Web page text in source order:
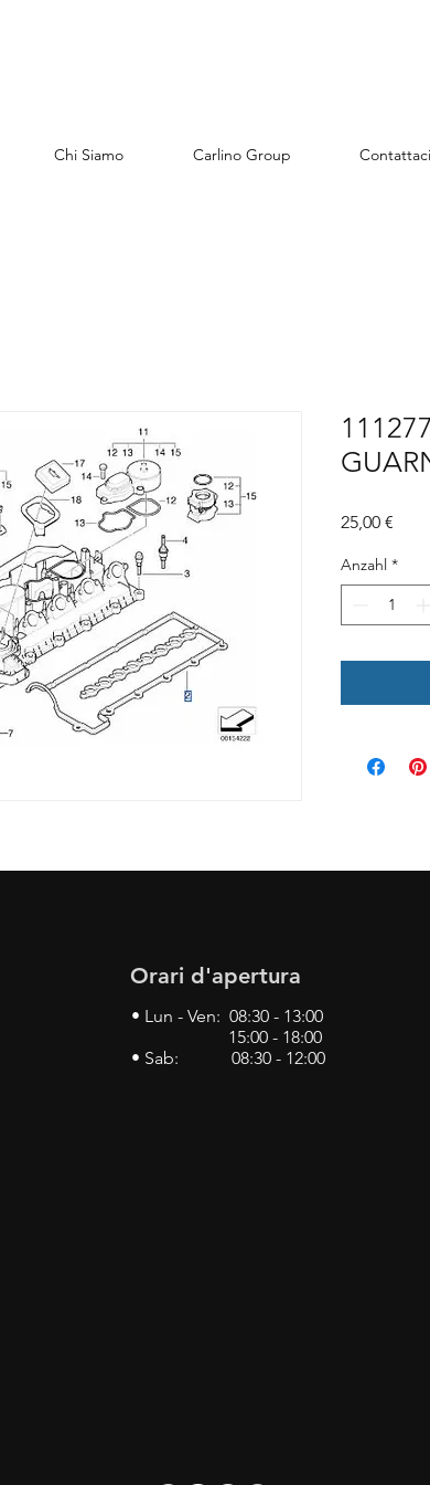
Chi Siamo Carlino Group Contattaci
25,00 €
Anzahl *
Orari d'apertura
• Lun - Ven: 08:30 - 13:00
15:00 - 18:00
• Sab: 08:30 - 12:00